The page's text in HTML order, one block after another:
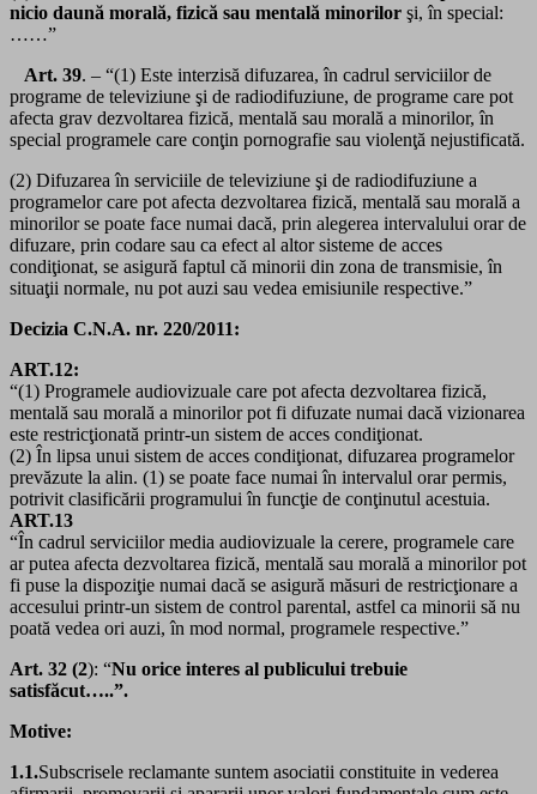
nicio daună morală, fizică sau mentală minorilor şi, în special:
……”
Art. 39. – “(1) Este interzisă difuzarea, în cadrul serviciilor de
programe de televiziune şi de radiodifuziune, de programe care pot
afecta grav dezvoltarea fizică, mentală sau morală a minorilor, în
special programele care conţin pornografie sau violenţă nejustificată.
(2) Difuzarea în serviciile de televiziune şi de radiodifuziune a
programelor care pot afecta dezvoltarea fizică, mentală sau morală a
minorilor se poate face numai dacă, prin alegerea intervalului orar de
difuzare, prin codare sau ca efect al altor sisteme de acces
condiţionat, se asigură faptul că minorii din zona de transmisie, în
situaţii normale, nu pot auzi sau vedea emisiunile respective.”
Decizia C.N.A. nr. 220/2011:
ART.12:
“(1) Programele audiovizuale care pot afecta dezvoltarea fizică,
mentală sau morală a minorilor pot fi difuzate numai dacă vizionarea
este restricţionată printr-un sistem de acces condiţionat.
(2) În lipsa unui sistem de acces condiţionat, difuzarea programelor
prevăzute la alin. (1) se poate face numai în intervalul orar permis,
potrivit clasificării programului în funcţie de conţinutul acestuia.
ART.13
“În cadrul serviciilor media audiovizuale la cerere, programele care
ar putea afecta dezvoltarea fizică, mentală sau morală a minorilor pot
fi puse la dispoziţie numai dacă se asigură măsuri de restricţionare a
accesului printr-un sistem de control parental, astfel ca minorii să nu
poată vedea ori auzi, în mod normal, programele respective.”
Art. 32 (2): “Nu orice interes al publicului trebuie
satisfăcut…..”.
Motive:
1.1.Subscrisele reclamante suntem asociatii constituite in vederea